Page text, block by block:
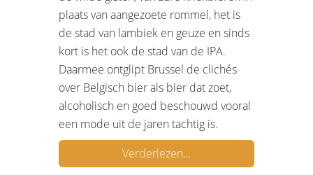
plaats van aangezoete rommel, het is
de stad van lambiek en geuze en sinds
kort is het ook de stad van de IPA.
Daarmee ontglipt Brussel de clichés
over Belgisch bier als bier dat zoet,
alcoholisch en goed beschouwd vooral
een mode uit de jaren tachtig is.
Verderlezen…